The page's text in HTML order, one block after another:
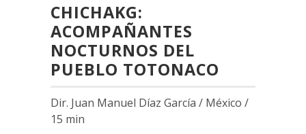
CHICHAKG:
ACOMPAÑANTES
NOCTURNOS DEL
PUEBLO TOTONACO
Dir. Juan Manuel Díaz García / México /
15 min